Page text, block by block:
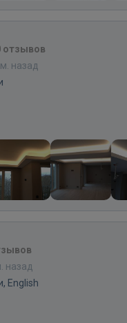
отзывов
назад
назад
English